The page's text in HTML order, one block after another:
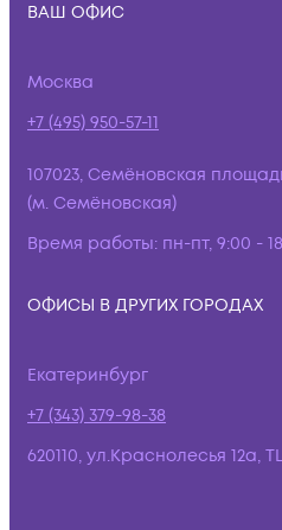
ВАШ ОФИС
Москва
+7 (495) 950-57-11
107023, Семёновская
(м. Семёновская)
Время работы: пн-пт, 9:00 -
ОФИСЫ В ДРУГИХ ГОРОДАХ
Екатеринбург
+7 (343) 379-98-38
620110, ул.Краснолесья 12а,